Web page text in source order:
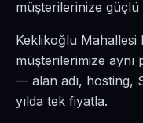
müşterilerinize güçlü
Keklikoğlu Mahallesi
müşterilerimize
— alan adı, hosting,
yılda tek fiyatla.